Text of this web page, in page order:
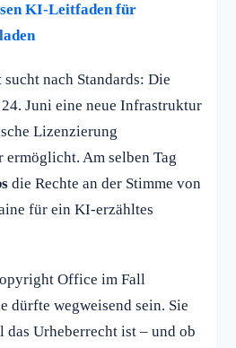
KI-Leitfaden für
nach Standards: Die
24. Juni eine neue Infrastruktur
Lizenzierung
Am selben Tag
die Rechte an der Stimme von
für ein KI-erzähltes
Office im Fall
dürfte wegweisend sein. Sie
Urheberrecht ist – und ob